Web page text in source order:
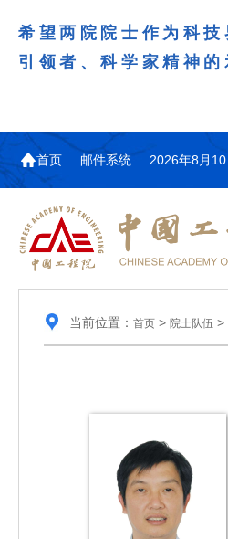
希望两院院士作为科
引领者、科学家精神
首页 邮件系统 2026年8月
当前位置： 首页> 院士队伍 >